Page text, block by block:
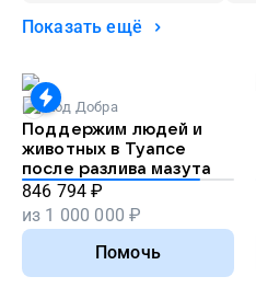
Показать ещё
Код Добра
Поддержим людей и
животных в Туапсе
после разлива мазута
846 794 ₽
из 1 000 000 ₽
Помочь